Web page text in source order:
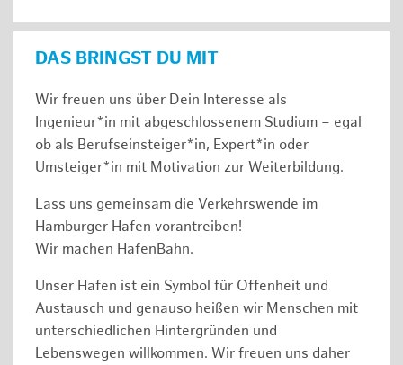
DAS BRINGST DU MIT
Wir freuen uns über Dein Interesse als
Ingenieur*in mit abgeschlossenem Studium – egal
ob als Berufseinsteiger*in, Expert*in oder
Umsteiger*in mit Motivation zur Weiterbildung.
Lass uns gemeinsam die Verkehrswende im
Hamburger Hafen vorantreiben!
Wir machen HafenBahn.
Unser Hafen ist ein Symbol für Offenheit und
Austausch und genauso heißen wir Menschen mit
unterschiedlichen Hintergründen und
Lebenswegen willkommen. Wir freuen uns daher